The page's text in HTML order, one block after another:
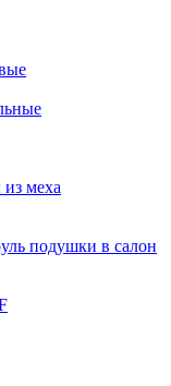
меха
подушки в салон